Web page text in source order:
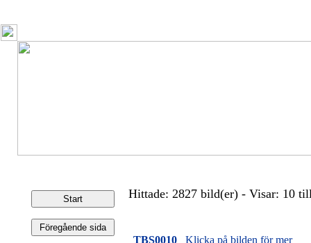
Hittade: 2827 bild(er) - Visar: 10
TBS0010
Klicka på bilden för mer